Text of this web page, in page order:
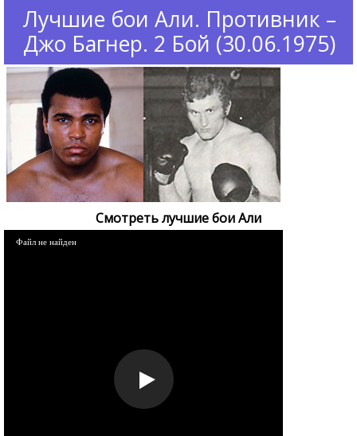
Лучшие бои Али. Противник –
Джо Багнер. 2 Бой (30.06.1975)
Смотреть лучшие бои Али
Файл не найден